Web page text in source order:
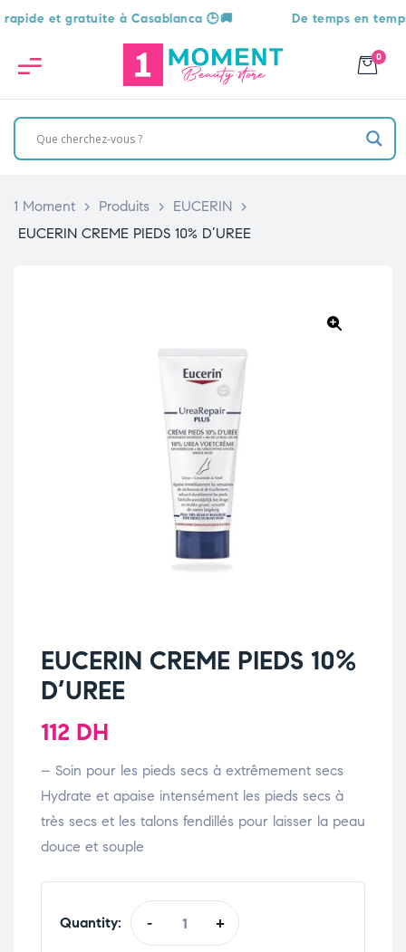
et gratuite à Casablanca 🕒🚚 De temps en temps,
0
1 Moment > Produits > EUCERIN >
EUCERIN CREME PIEDS 10% D’UREE
EUCERIN CREME PIEDS 10%
D’UREE
112 DH
– Soin pour les pieds secs à extrêmement secs
Hydrate et apaise intensément les pieds secs à
très secs et les talons fendillés pour laisser la peau
douce et souple
Quantity: - +